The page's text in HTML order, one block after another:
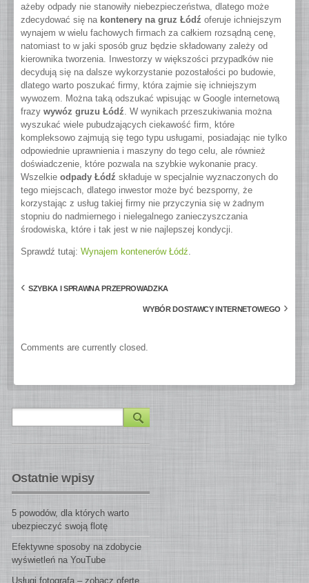
ażeby odpady nie stanowiły niebezpieczeństwa, dlatego może
zdecydować się na kontenery na gruz Łódź oferuje ichniejszym
wynajem w wielu fachowych firmach za całkiem rozsądną cenę,
natomiast to w jaki sposób gruz będzie składowany zależy od
kierownika tworzenia. Inwestorzy w większości przypadków nie
decydują się na dalsze wykorzystanie pozostałości po budowie,
dlatego warto poszukać firmy, która zajmie się ichniejszym
wywozem. Można taką odszukać wpisując w Google internetową
frazy wywóz gruzu Łódź. W wynikach przeszukiwania można
wyszukać wiele pubudzających ciekawość firm, które
kompleksowo zajmują się tego typu usługami, posiadając nie tylko
odpowiednie uprawnienia i maszyny do tego celu, ale również
doświadczenie, które pozwala na szybkie wykonanie pracy.
Wszelkie odpady Łódź składuje w specjalnie wyznaczonych do
tego miejscach, dlatego inwestor może być bezsporny, że
korzystając z usług takiej firmy nie przyczynia się w żadnym
stopniu do nadmiernego i nielegalnego zanieczyszczania
środowiska, które i tak jest w nie najlepszej kondycji.
Sprawdź tutaj: Wynajem kontenerów Łódź.
‹ SZYBKA I SPRAWNA PRZEPROWADZKA
WYBÓR DOSTAWCY INTERNETOWEGO ›
Comments are currently closed.
Ostatnie wpisy
5 powodów, dla których warto
ubezpieczyć swoją flotę
Efektywne sposoby na zdobycie
wyświetleń na YouTube
Usługi fotografa – zobacz ofertę